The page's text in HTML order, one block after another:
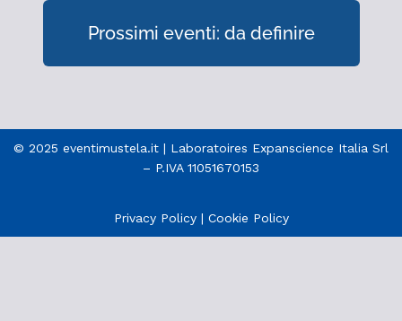
Prossimi eventi: da definire
© 2025 eventimustela.it | Laboratoires Expanscience Italia Srl
– P.IVA 11051670153
Privacy Policy| Cookie Policy